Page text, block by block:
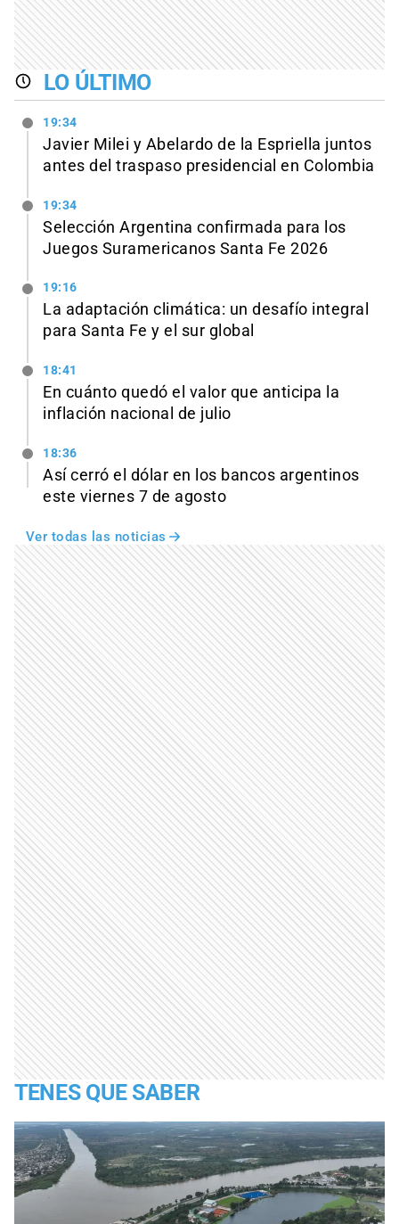
LO ÚLTIMO
19:34
Javier Milei y Abelardo de la Espriella juntos
antes del traspaso presidencial en Colombia
19:34
Selección Argentina confirmada para los
Juegos Suramericanos Santa Fe 2026
19:16
La adaptación climática: un desafío integral
para Santa Fe y el sur global
18:41
En cuánto quedó el valor que anticipa la
inflación nacional de julio
18:36
Así cerró el dólar en los bancos argentinos
este viernes 7 de agosto
Ver todas las noticias
TENES QUE SABER